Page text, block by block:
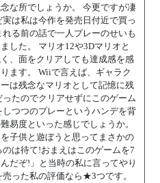
な所でしょうか。 今更ですが凄
は私は今作を発売日付近で買っ
る前の話で一人プレーのせいも
した。 マリオ12や3Dマリオと
、面をクリアしても達成感を感
ます。 Wiiで言えば、ギャラク
は残念なマリオとして記憶に残
たのでクリアせずにこのゲーム
つつのプレーというハンデを背
易度といった感じでしょうか。
子供と遊ぼうと思ってまさかの
は待て!おまえはこのゲームを7
だぞ!」と当時の私に言ってやり
った私の評価なら★3つです。